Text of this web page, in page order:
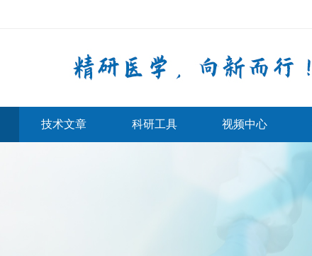
技术文章 科研工具 视频中心